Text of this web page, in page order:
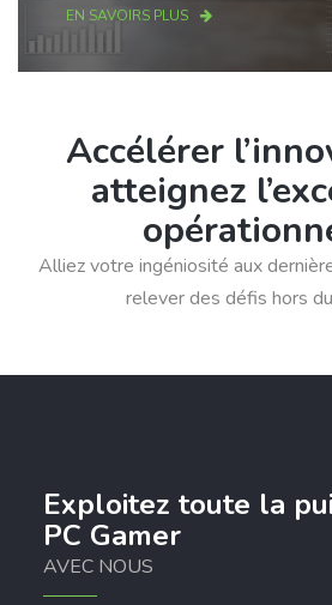
EN SAVOIRS PLUS
Accélérer
atteignez
Alliez votre ingéniosité aux
relever des défis hors
Exploitez toute la
PC Gamer
AVEC NOUS